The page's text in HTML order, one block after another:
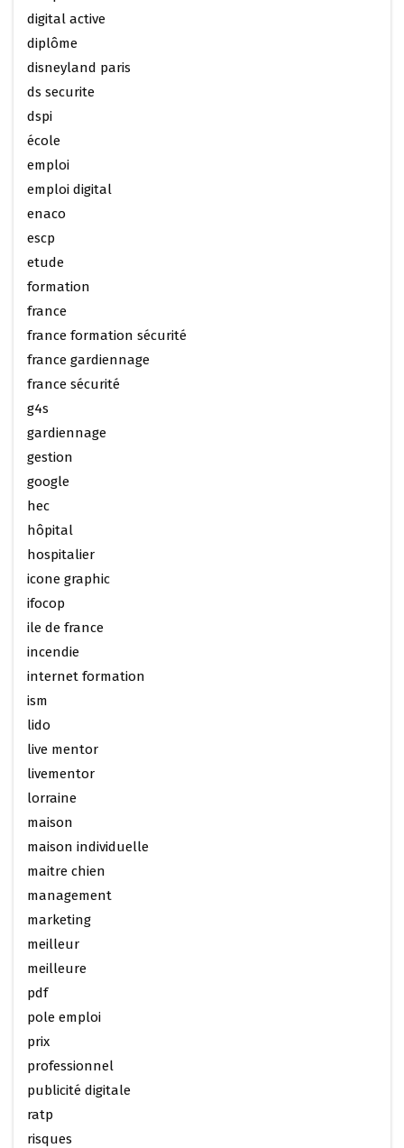
digital active
diplôme
disneyland paris
ds securite
dspi
école
emploi
emploi digital
enaco
escp
etude
formation
france
france formation sécurité
france gardiennage
france sécurité
g4s
gardiennage
gestion
google
hec
hôpital
hospitalier
icone graphic
ifocop
ile de france
incendie
internet formation
ism
lido
live mentor
livementor
lorraine
maison
maison individuelle
maitre chien
management
marketing
meilleur
meilleure
pdf
pole emploi
prix
professionnel
publicité digitale
ratp
risques